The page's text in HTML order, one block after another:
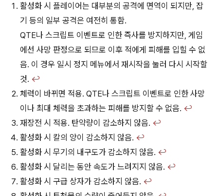
활성화 시 플레이어는 대부분의 공격에 면역이 되지만, 잡
기 등의 일부 공격은 여전히 통함.
QTE나 스크립트 이벤트로 인한 즉사를 방지하지만, 게임
에선 사망 판정으로 되므로 이후 적에게 피해를 입힐 수 없
음. 이 경우 일시 정지 메뉴에서 재시작을 눌러 다시 시작할
것. ↩︎
체력이 바뀌면 적용. QTE나 스크립트 이벤트로 인한 사망
이나 최대 체력을 초과하는 피해를 방지할 수 없음. ↩︎
재장전 시 적용. 탄약량이 감소하지 않음. ↩︎
활성화 시 칼의 양이 감소하지 않음. ↩︎
활성화 시 무기의 내구도가 감소하지 않음. ↩︎
활성화 시 달리는 동안 속도가 느려지지 않음. ↩︎
활성화 시 구급 상자가 감소하지 않음. ↩︎